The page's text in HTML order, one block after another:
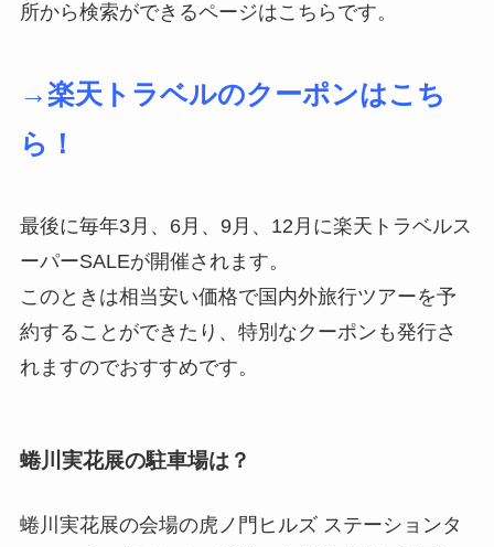
所から検索ができるページはこちらです。
→楽天トラベルのクーポンはこち
ら！
最後に毎年3月、6月、9月、12月に楽天トラベルス
ーパーSALEが開催されます。
このときは相当安い価格で国内外旅行ツアーを予
約することができたり、特別なクーポンも発行さ
れますのでおすすめです。
蜷川実花展の駐車場は？
蜷川実花展の会場の虎ノ門ヒルズ ステーションタ